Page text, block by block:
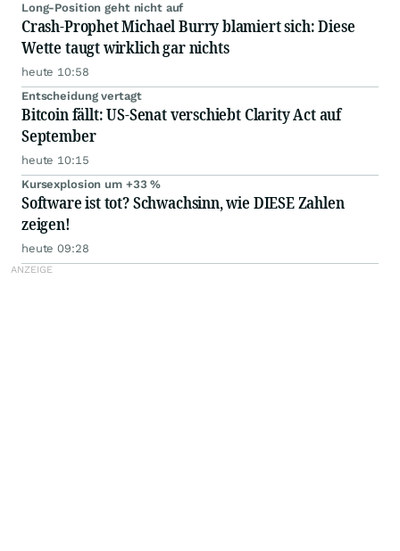
Long-Position geht nicht auf
Crash-Prophet Michael Burry blamiert sich: Diese
Wette taugt wirklich gar nichts
heute 10:58
Entscheidung vertagt
Bitcoin fällt: US-Senat verschiebt Clarity Act auf
September
heute 10:15
Kursexplosion um +33 %
Software ist tot? Schwachsinn, wie DIESE Zahlen
zeigen!
heute 09:28